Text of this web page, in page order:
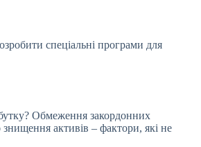
спеціальні програми для
Обмеження закордонних
знищення активів – фактори, які не